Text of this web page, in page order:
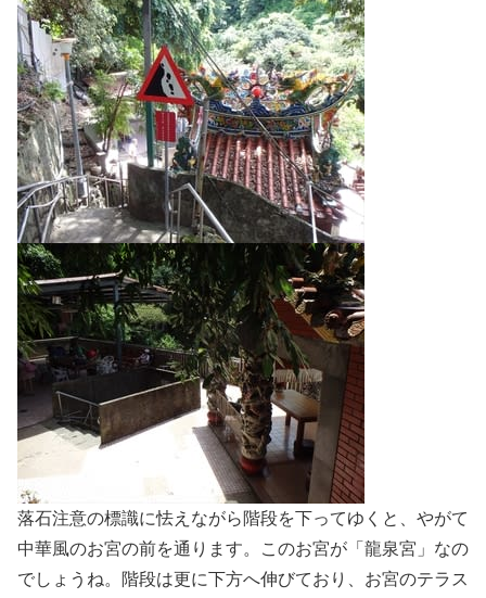
落石注意の標識に怯えながら階段を下ってゆくと、やがて
中華風のお宮の前を通ります。このお宮が「龍泉宮」なの
でしょうね。階段は更に下方へ伸びており、お宮のテラス